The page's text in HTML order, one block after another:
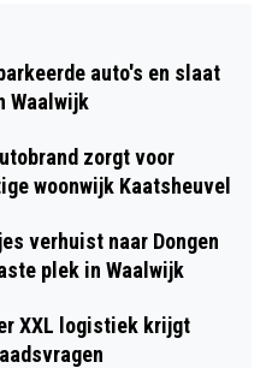
GENIETEN
OP
EN
auto's en slaat
Waalwijk
zorgt voor
woonwijk Kaatsheuvel
verhuist naar Dongen
plek in Waalwijk
XXL logistiek krijgt